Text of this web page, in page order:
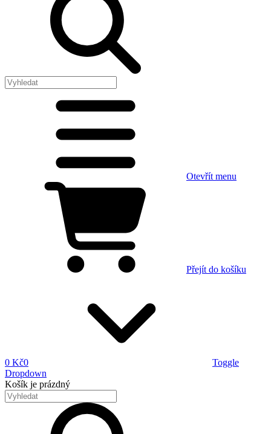
Otevřít menu
Přejít do košíku
0 Kč0
Toggle
Dropdown
Košík je prázdný